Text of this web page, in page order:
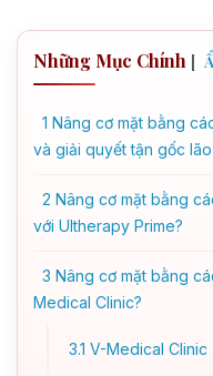
Những Mục Chính [
1 Nâng cơ mặt bằng
và giải quyết tận gốc
2 Nâng cơ mặt bằng
với Ultherapy Prime?
3 Nâng cơ mặt bằng
Medical Clinic?
3.1 V-Medical Clinic